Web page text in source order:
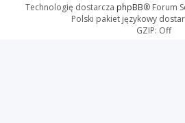
Technologię dostarcza phpBB® Forum
Polski pakiet językowy
GZIP: Off